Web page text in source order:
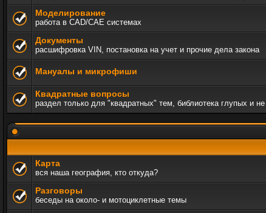
Моделирование
работа в CAD/CAE системах
Документы
расшифровка VIN, постановка на учет и прочие дела закона
Мануалы и микрофиши
Квадратные вопросы
раздел только для "квадратных" тем, библиотека глупых и
Карта
вся наша география, кто откуда?
Разговоры
беседы на около- и мотоциклетные темы